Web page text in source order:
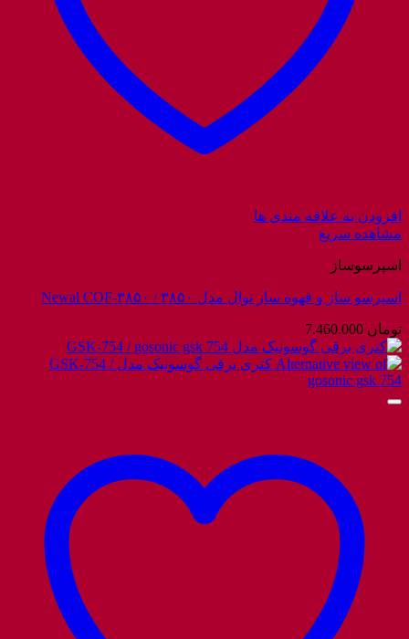
افزودن به علاقه مندی ها
مشاهده سریع
اسپرسوساز
اسپرسو ساز و قهوه ساز نوال مدل ۳۸۵۰ / Newal COF-۳۸۵۰
تومان